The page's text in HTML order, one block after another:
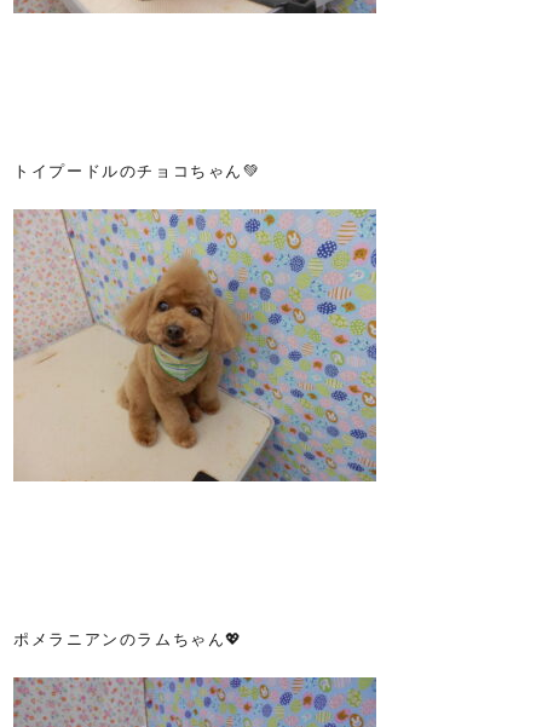
トイプードルのチョコちゃん💚
ポメラニアンのラムちゃん💖